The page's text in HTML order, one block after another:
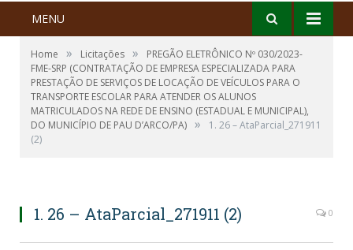
MENU
Home » Licitações »
PREGÃO ELETRÔNICO Nº 030/2023-
FME-SRP (CONTRATAÇÃO DE EMPRESA ESPECIALIZADA PARA
PRESTAÇÃO DE SERVIÇOS DE LOCAÇÃO DE VEÍCULOS PARA O
TRANSPORTE ESCOLAR PARA ATENDER OS ALUNOS
MATRICULADOS NA REDE DE ENSINO (ESTADUAL E MUNICIPAL),
DO MUNICÍPIO DE PAU D’ARCO/PA) »
1. 26 – AtaParcial_271911
(2)
1. 26 – AtaParcial_271911 (2) 0